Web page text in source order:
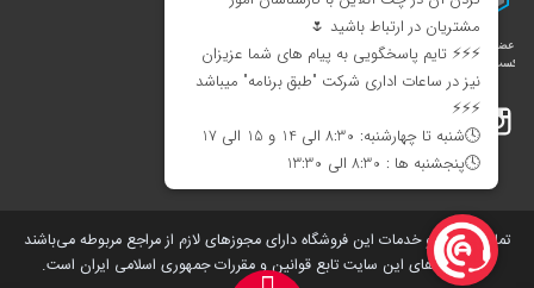
اینستاگرام
تمامی کالاها و خدمات این فروشگاه دارای مجوز‌های لازم از مراجع مربوطه می‌باشند
و فعالیت های این سایت تابع قوانین و مقررات جمهوری اسلامی ایران است.